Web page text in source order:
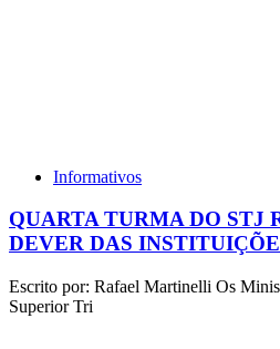
Informativos
QUARTA TURMA DO STJ
DEVER DAS
Escrito por: Rafael Martinelli Os
Superior Tri